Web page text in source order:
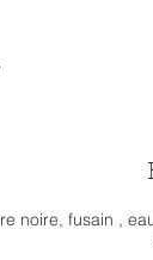
noire, fusain ,